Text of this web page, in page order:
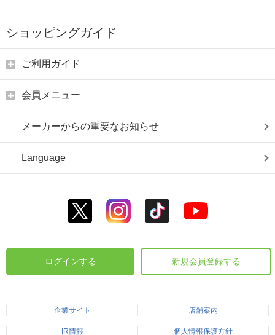
ショッピングガイド
ご利用ガイド
会員メニュー
メーカーからの重要なお知らせ
Language
ログインする 新規会員登録する
企業サイト 店舗案内
IR情報 個人情報保護方針